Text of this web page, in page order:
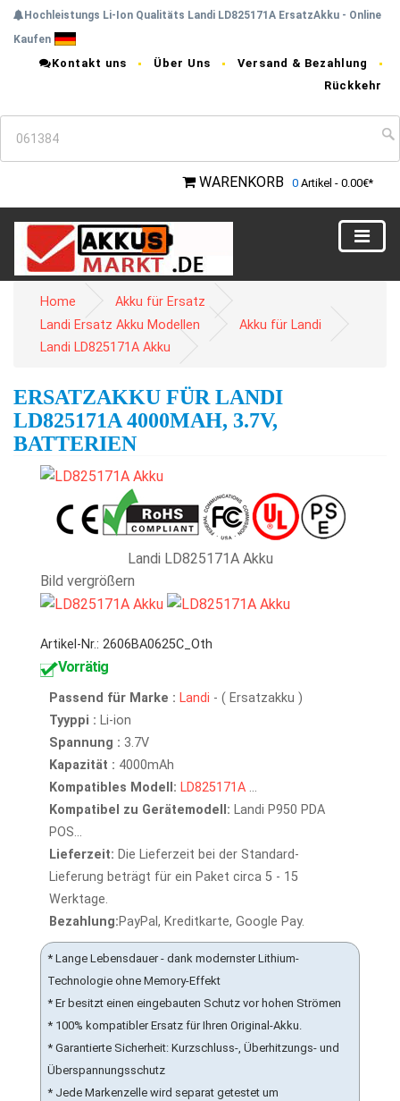
Hochleistungs Li-Ion Qualitäts Landi LD825171A ErsatzAkku - Online
Kaufen
Kontakt uns Über Uns
Versand & Bezahlung
Rückkehr
WARENKORB 0 Artikel - 0.00€*
Home
Akku für Ersatz
Landi Ersatz Akku Modellen
Akku für Landi
Landi LD825171A Akku
ERSATZAKKU FÜR LANDI
LD825171A 4000MAH, 3.7V,
BATTERIEN
Landi LD825171A Akku
Bild vergrößern
Artikel-Nr.: 2606BA0625C_Oth
Vorrätig
Passend für Marke : Landi - ( Ersatzakku )
Tyyppi : Li-ion
Spannung : 3.7V
Kapazität : 4000mAh
Kompatibles Modell: LD825171A ...
Kompatibel zu Gerätemodell: Landi P950 PDA
POS...
Lieferzeit: Die Lieferzeit bei der Standard-
Lieferung beträgt für ein Paket circa 5 - 15
Werktage.
Bezahlung:PayPal, Kreditkarte, Google Pay.
* Lange Lebensdauer - dank modernster Lithium-
Technologie ohne Memory-Effekt
* Er besitzt einen eingebauten Schutz vor hohen Strömen
* 100% kompatibler Ersatz für Ihren Original-Akku.
* Garantierte Sicherheit: Kurzschluss-, Überhitzungs- und
Überspannungsschutz
* Jede Markenzelle wird separat getestet um